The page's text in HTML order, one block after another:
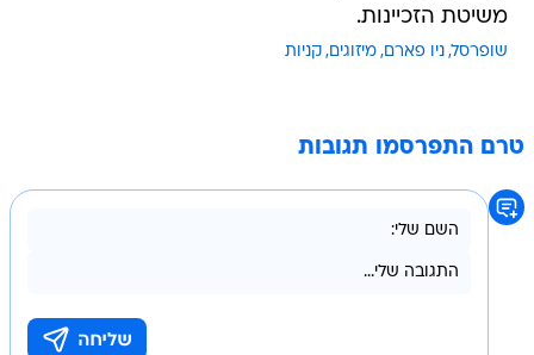
משיטת הזכיינות.
שופרסל ניו פארם מיזוגים קניות
טרם התפרסמו תגובות